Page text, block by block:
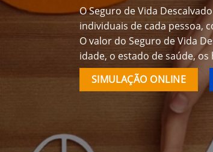
O Seguro de Vida
individuais de cada pessoa,
O valor do Seguro de Vida
idade, o estado de saúde,
SIMULAÇÃO ONLINE